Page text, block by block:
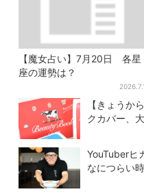
【魔女占い】7月20日 各星
座の運勢は？
【きょうか
クカバー、
YouTuberヒ
なにつらい